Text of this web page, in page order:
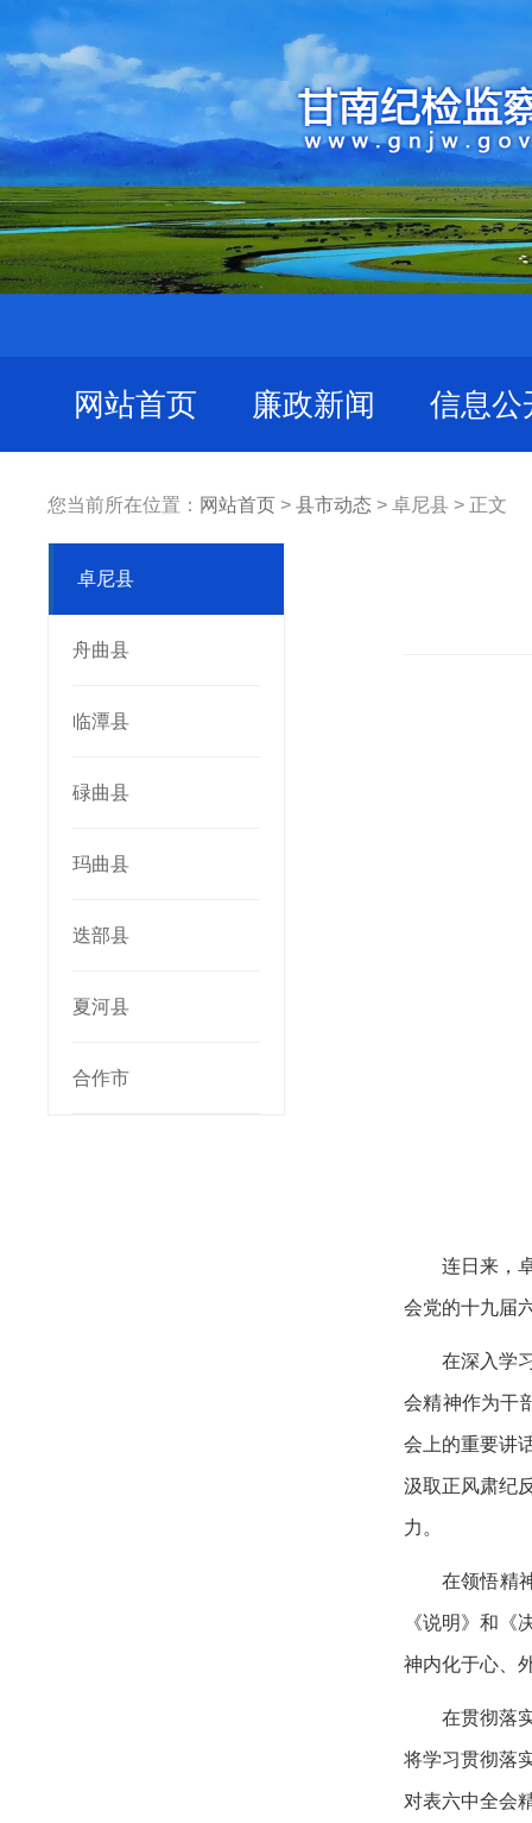
网站首页 廉政新闻 信息公
您当前所在位置： 网站首页 > 县市动态 > 卓尼县 > 正文
卓尼县
舟曲县
临潭县
碌曲县
玛曲县
迭部县
夏河县
合作市
连日来，
会党的十九届
在深入学
会精神作为干
会上的重要讲
汲取正风肃纪
力。
在领悟精
《说明》和
神内化于心、
在贯彻落
将学习贯彻落
对表六中全会